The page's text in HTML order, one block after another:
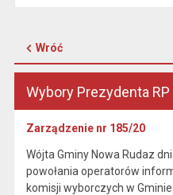
Wróć
Wybory Prezydenta RP
Zarządzenie nr 185/20
Wójta Gminy Nowa Rudaz
powołania operatorów
komisji wyborczych w